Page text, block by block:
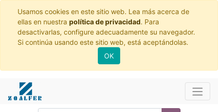
Usamos cookies en este sitio web. Lea más acerca de
ellas en nuestra política de privacidad. Para
desactivarlas, configure adecuadamente su navegador.
Si continúa usando este sitio web, está aceptándolas.
OK